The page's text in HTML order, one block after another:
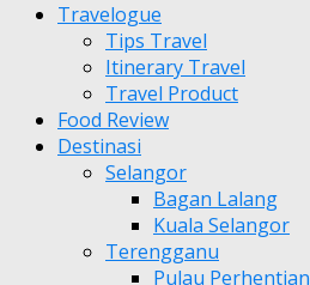
Travelogue
Tips Travel
Itinerary Travel
Travel Product
Food Review
Destinasi
Selangor
Bagan Lalang
Kuala Selangor
Terengganu
Pulau Perhentian